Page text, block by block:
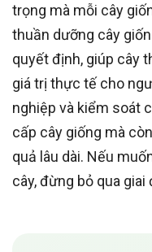
trọng mà mỗi cây
thuần dưỡng cây
quyết định, giúp cây
giá trị thực tế cho
nghiệp và kiểm soát
cấp cây giống mà
quả lâu dài. Nếu
cây, đừng bỏ qua giai